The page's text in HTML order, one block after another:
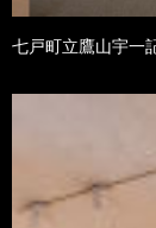
七戸町立鷹山宇一